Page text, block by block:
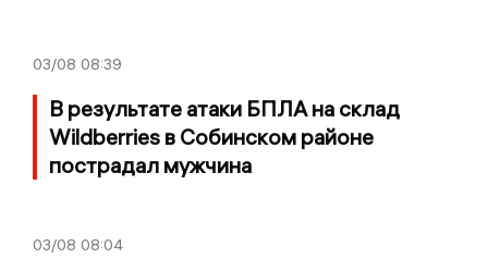
03/08 08:39
В результате атаки БПЛА на склад
Wildberries в Собинском районе
пострадал мужчина
03/08 08:04